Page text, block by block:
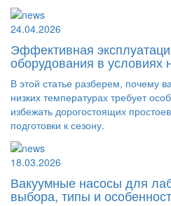
24.04.2026
Эффективная
оборудования в условиях
В этой статье разберем, почему
низких температурах требует
избежать дорогостоящих
подготовки к сезону.
18.03.2026
Вакуумные насосы для
выбора, типы и